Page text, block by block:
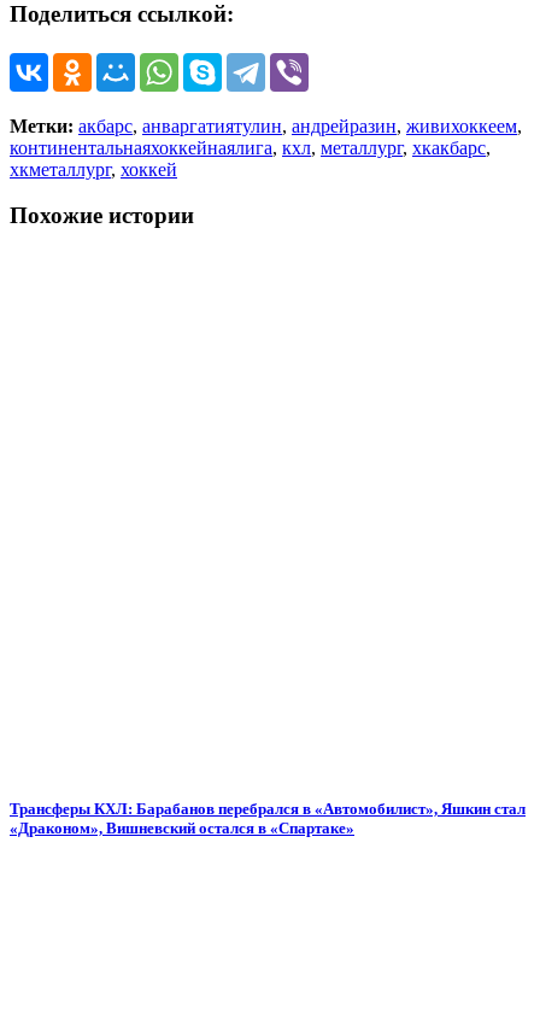
Поделиться ссылкой:
Метки: акбарс, анваргатиятулин, андрейразин, живихоккеем,
континентальнаяхоккейнаялига, кхл, металлург, хкакбарс,
хкметаллург, хоккей
Похожие истории
Трансферы КХЛ: Барабанов перебрался в «Автомобилист», Яшкин стал
«Драконом», Вишневский остался в «Спартаке»